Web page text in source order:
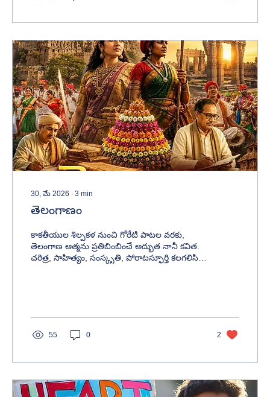
30, మే 2026 ∙ 3 min
తెలంగాణం
కాకతీయుల శిల్పకళ నుంచి గోరేటి పాటల వరకు,
తెలంగాణ ఆత్మను ప్రతిబింబించే అద్భుత నానీ కవిత.
చరిత్ర, సాహిత్యం, సంస్కృతి, పోరాటస్ఫూర్తి కలగలిసిన
55 0 2